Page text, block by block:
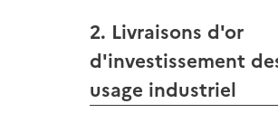
2. Livraisons d'or
d'investissement
usage industriel